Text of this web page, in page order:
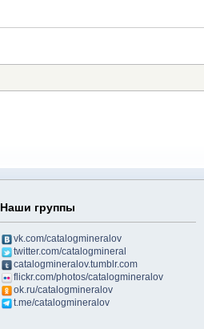
Наши группы
vk.com/catalogmineralov
twitter.com/catalogmineral
catalogmineralov.tumblr.com
flickr.com/photos/catalogmineralov
ok.ru/catalogmineralov
t.me/catalogmineralov